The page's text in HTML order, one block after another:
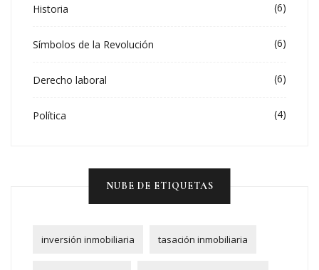
Historia (6)
Símbolos de la Revolución (6)
Derecho laboral (6)
Política (4)
NUBE DE ETIQUETAS
inversión inmobiliaria tasación inmobiliaria